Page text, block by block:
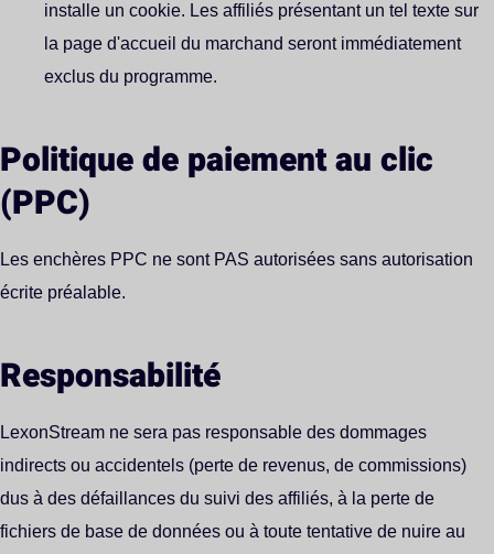
installe un cookie. Les affiliés présentant un tel texte sur
la page d'accueil du marchand seront immédiatement
exclus du programme.
Politique de paiement au clic
(PPC)
Les enchères PPC ne sont PAS autorisées sans autorisation
écrite préalable.
Responsabilité
LexonStream ne sera pas responsable des dommages
indirects ou accidentels (perte de revenus, de commissions)
dus à des défaillances du suivi des affiliés, à la perte de
fichiers de base de données ou à toute tentative de nuire au